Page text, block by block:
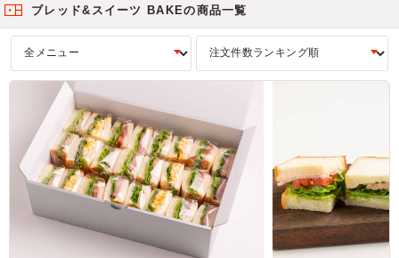
な食感が楽しめます。全て食べやすく個包装でお届けしますので、差し入れや
ブレッド&スイーツ BAKEの商品一覧